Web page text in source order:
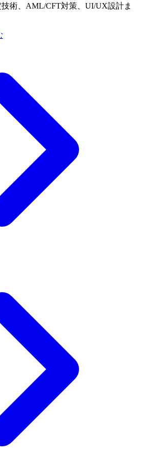
術、AML/CFT対策、UI/UX設計ま